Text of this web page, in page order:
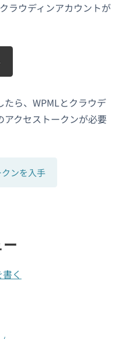
ラウディンアカウントが
たら、WPMLとクラウデ
アクセストークンが必要
ンを入手
く